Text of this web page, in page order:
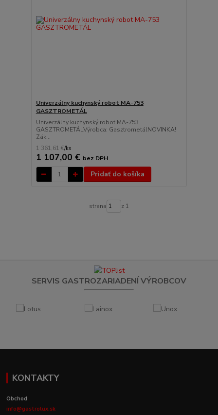
Univerzálny kuchynský robot MA-753
GASZTROMETÁL
Univerzálny kuchynský robot MA-753
GASZTROMETÁLVýrobca: GasztrometálNOVINKA!
Zák...
1 361,61 €/ks
1 107,00 € bez DPH
Pridať do košíka
strana z 1
SERVIS GASTROZARIADENÍ VÝROBCOV
KONTAKTY
Obchod
info@gastrolux.sk